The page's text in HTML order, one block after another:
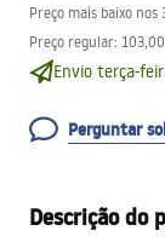
Preço mais baixo
Preço regular:
Envio terça-
Perguntar
Descrição do